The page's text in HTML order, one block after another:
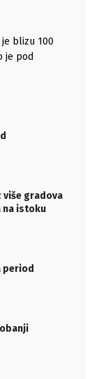
je blizu 100
je pod
gradova
na istoku
period